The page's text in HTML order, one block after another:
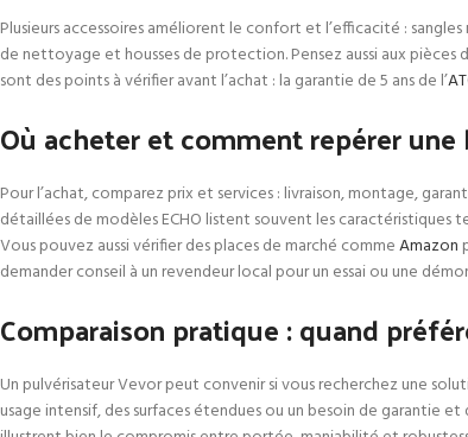
Plusieurs accessoires améliorent le confort et l’efficacité :
de nettoyage et housses de protection. Pensez aussi aux
sont des points à vérifier avant l’achat : la garantie de 5 ans de l’
Où acheter et comment repérer
Pour l’achat, comparez prix et services : livraison, montage,
détaillées de modèles ECHO listent souvent les caractéristiques
Vous pouvez aussi vérifier des places de marché commeAmazon
demander conseil à un revendeur local pour un essai ou une
Comparaison pratique : quand
Un pulvérisateur Vevor peut convenir si vous recherchez une
usage intensif, des surfaces étendues ou un besoin de garantie